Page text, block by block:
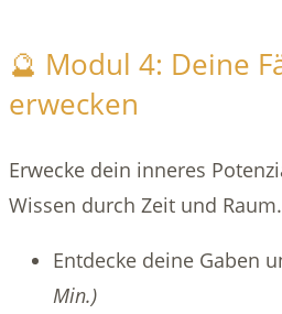
🔮 Modul 4: Deine
erwecken
Erwecke dein inneres
Wissen durch Zeit und Raum.
Entdecke deine Gaben
Min.)